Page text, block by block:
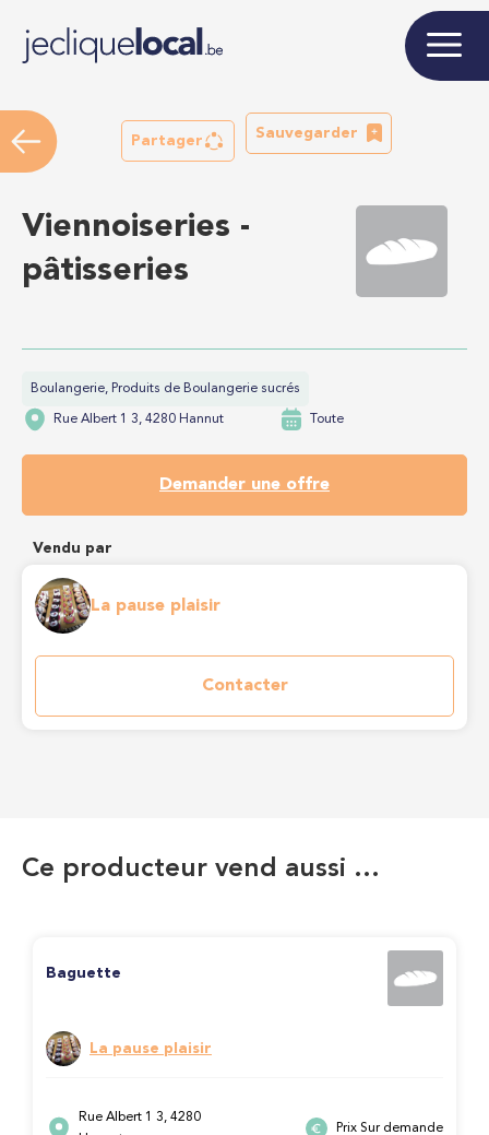
Partager
Sauvegarder
Viennoiseries -
pâtisseries
Boulangerie, Produits de Boulangerie sucrés
Rue Albert 1 3, 4280 Hannut Toute
Demander une offre
Vendu par
La pause plaisir
Contacter
Ce producteur vend aussi …
Baguette
La pause plaisir
Rue Albert 1 3, 4280
Prix Sur demande